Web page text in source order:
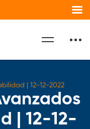
| 12-12-
| 12-12-2022